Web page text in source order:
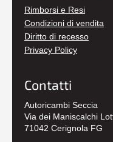
Rimborsi e Resi
Condizioni di vendita
Diritto di recesso
Privacy Policy
Contatti
Autoricambi Seccia
Via dei Maniscalchi
71042 Cerignola FG